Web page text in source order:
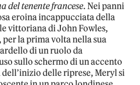
del tenente francese. Nei panni
eroina incappucciata della
vittoriana di John Fowles,
la prima volta nella sua
di un ruolo da
sullo schermo di un accento
delle riprese, Meryl si